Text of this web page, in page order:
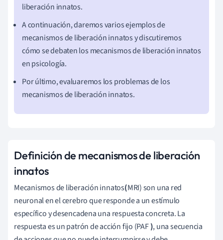
liberación innatos.
A continuación, daremos varios ejemplos de
mecanismos de liberación innatos y discutiremos
cómo se debaten los mecanismos de liberación innatos
en psicología.
Por último, evaluaremos los problemas de los
mecanismos de liberación innatos.
Definición de mecanismos de liberación
innatos
Mecanismos de liberación innatos(MRI)son una red
neuronal enel cerebroque responde a un estímulo
específico y desencadena una respuesta concreta. La
respuesta es un patrón de acción fijo (PAF), una secuencia